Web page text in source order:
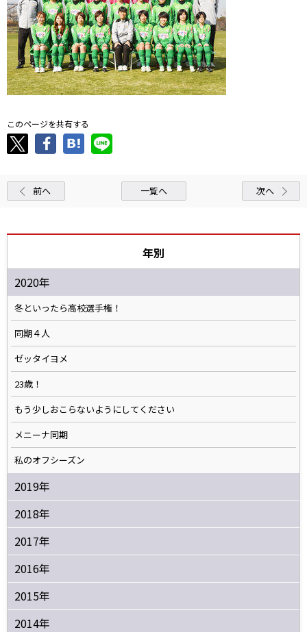
このページを共有する
前へ 一覧へ 次へ
年別
2020年
冬といったら高校選手権！
同期４人
ゼッタイヨメ
23歳！
もう少しおこらないようにしてください
メニーナ同期
私のオフシーズン
2019年
2018年
2017年
2016年
2015年
2014年